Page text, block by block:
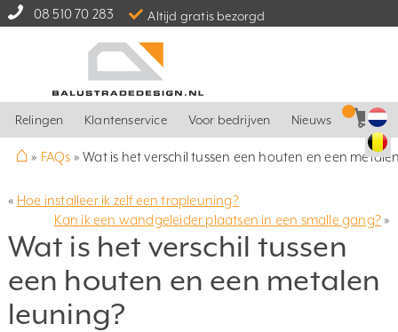
08 510 70 283 Altijd gratis bezorgd
Relingen Klantenservice Voor bedrijven Nieuws
⌂ » FAQs »Wat is het verschil tussen een houten en een
« Hoe installeer ik zelf een trapleuning?
Kan ik een wandgeleider plaatsen in een smalle gang?»
Wat is het verschil tussen
een houten en een metalen
leuning?